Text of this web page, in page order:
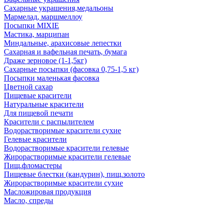
Сахарные украшения,медальоны
Мармелад, маршмеллоу
Посыпки MIXIE
Мастика, марципан
Миндальные, арахисовые лепестки
Сахарная и вафельная печать, бумага
Драже зерновое (1-1,5кг)
Сахарные посыпки (фасовка 0,75-1,5 кг)
Посыпки маленькая фасовка
Цветной сахар
Пищевые красители
Натуральные красители
Для пищевой печати
Красители с распылителем
Водорастворимые красители сухие
Гелевые красители
Водорастворимые красители гелевые
Жирорастворимые красители гелевые
Пищ.фломастеры
Пищевые блестки (кандурин), пищ.золото
Жирорастворимые красители сухие
Масложировая продукция
Масло, спреды